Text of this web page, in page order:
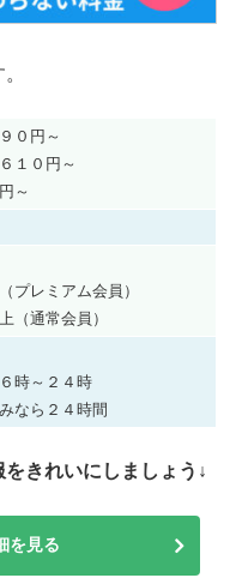
０円～
１０円～
～
プレミアム会員）
（通常会員）
時～２４時
なら２４時間
きれいにしましょう↓
を見る